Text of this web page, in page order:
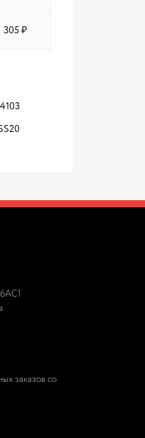
305 ₽
заказов со